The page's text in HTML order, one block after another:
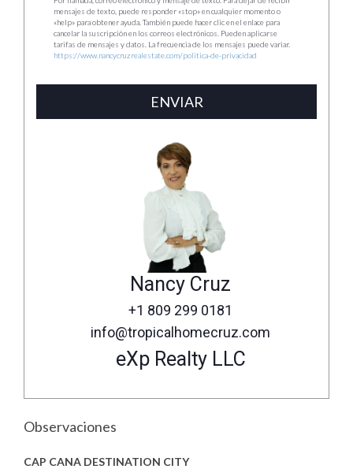
mensajes de texto, puede responder «stop» en cualquier momento o
«help» para obtener ayuda. También puede hacer clic en el enlace para
cancelar la suscripción en los correos electrónicos. Pueden aplicarse
tarifas de mensajes y datos. La frecuencia de los mensajes puede variar.
https://www.nancycruzrealestate.com/politica-de-privacidad
ENVIAR
Nancy Cruz
+1 809 299 0181
info@tropicalhomecruz.com
eXp Realty LLC
Observaciones
CAP CANA DESTINATION CITY